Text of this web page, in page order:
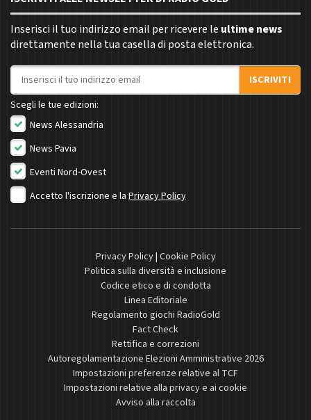
Inserisci il tuo indirizzo email per ricevere le ultime news
direttamente nella tua casella di posta elettronica.
Indirizzo email
ISCRIVITI
Scegli le tue edizioni:
News Alessandria
News Pavia
Eventi Nord-Ovest
Accetto l'iscrizione e la Privacy Policy
Privacy Policy| Cookie Policy
Politica sulla diversità e inclusione
Codice etico e di condotta
Linea Editoriale
Regolamento giochi RadioGold
Fact Check
Rettifica e correzioni
Autoregolamentazione Elezioni Amministrative 2026
Impostazioni preferenze relative al TCF
Impostazioni relative alla privacy e ai cookie
Avviso alla raccolta